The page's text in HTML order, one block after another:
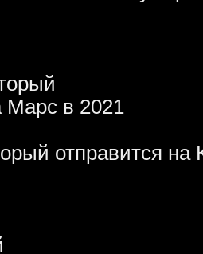
отправится на